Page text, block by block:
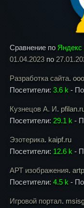
Сравнение по Яндекс
01.04.2023 по
Разработка сайта.
Посетители: 3.6 k -
Кузнецов А. И.
Посетители: 29.1 k -
Эзотерика. kaipf.ru
Посетители: 12.6 k -
АРТ изображения.
Посетители: 4.5 k -
Игровой портал.